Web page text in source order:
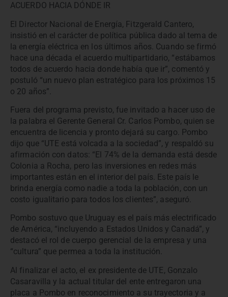
ACUERDO HACIA DÓNDE IR
El Director Nacional de Energía, Fitzgerald Cantero,
insistió en el carácter de política pública dado al tema de
la energía eléctrica en los últimos años. Cuando se firmó
hace una década el acuerdo multipartidario, “estábamos
todos de acuerdo hacia donde había que ir”, comentó y
postuló “un nuevo plan estratégico para los próximos 15
o 20 años”.
Fuera del programa previsto, fue invitado a hacer uso de
la palabra el Gerente General Cr. Carlos Pombo, quien se
encuentra de licencia y pronto dejará su cargo. Pombo
dijo que “UTE está volcada a la sociedad”, y respaldó su
afirmación con datos: “El 74% de la demanda está desde
Colonia a Rocha, pero las inversiones en redes más
importantes están en el interior del país. Este país le
brinda energía como nadie a toda la población, con un
costo igualitario para todos los clientes”, aseguró.
Pombo sostuvo que Uruguay es el país más electrificado
de América, “incluyendo a Estados Unidos y Canadá”, y
destacó el rol de cuerpo gerencial de la empresa y una
“cultura” que permea a toda la institución.
Al finalizar el acto, el ex presidente de UTE, Gonzalo
Casaravilla y la actual titular del ente entregaron una
placa a Pombo en reconocimiento a su trayectoria y a